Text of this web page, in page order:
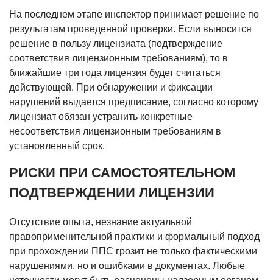
На последнем этапе инспектор принимает решение по
результатам проведенной проверки. Если выносится
решение в пользу лицензиата (подтверждение
соответствия лицензионным требованиям), то в
ближайшие три года лицензия будет считаться
действующей. При обнаружении и фиксации
нарушений выдается предписание, согласно которому
лицензиат обязан устранить конкретные
несоответствия лицензионным требованиям в
установленный срок.
РИСКИ ПРИ САМОСТОЯТЕЛЬНОМ
ПОДТВЕРЖДЕНИИ ЛИЦЕНЗИИ
Отсутствие опыта, незнание актуальной
правоприменительной практики и формальный подход
при прохождении ППС грозит не только фактическими
нарушениями, но и ошибками в документах. Любые